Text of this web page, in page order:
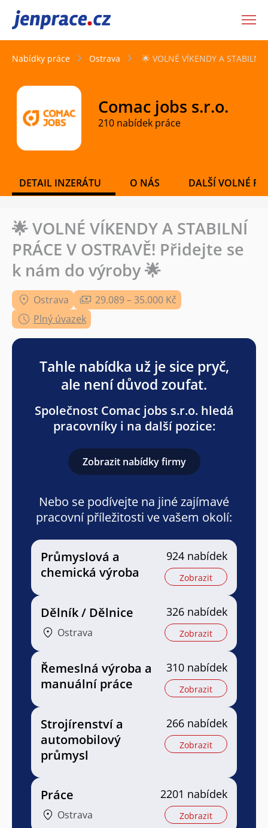
JenPráce.cz
Nabídky práce Ostrava 🌟 VOLNÉ VÍKENDY A
Comac jobs s.r.o.
210 nabídek práce
DETAIL INZERÁTU O NÁS DALŠÍ VOLNÉ
🌟 VOLNÉ VÍKENDY A STABILNÍ
PRÁCE V OSTRAVĚ! Přidejte se
k nám do výroby 🌟
Ostrava
29.089 – 35.000 Kč
Plný úvazek
Tahle nabídka už je sice pryč,
ale není důvod zoufat.
Společnost Comac jobs s.r.o. hledá
pracovníky i na další pozice:
Zobrazit nabídky firmy
Nebo se podívejte na jiné zajímavé
pracovní příležitosti ve vašem okolí:
Průmyslová a
chemická výroba
924 nabídek
Zobrazit
Dělník / Dělnice
Ostrava
326 nabídek
Zobrazit
Řemeslná výroba a
manuální práce
310 nabídek
Zobrazit
Strojírenství a
automobilový
průmysl
266 nabídek
Zobrazit
Práce
Ostrava
2201 nabídek
Zobrazit